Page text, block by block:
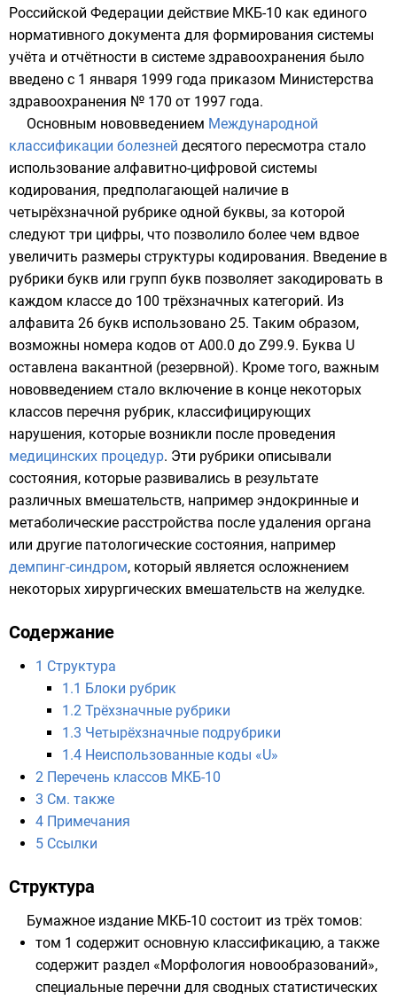
Российской Федерации действие МКБ-10 как единого
нормативного документа для формирования системы
учёта и отчётности в системе здравоохранения было
введено с 1 января 1999 года приказом Министерства
здравоохранения № 170 от 1997 года.
Основным нововведением Международной
классификации болезней десятого пересмотра стало
использование алфавитно-цифровой системы
кодирования, предполагающей наличие в
четырёхзначной рубрике одной буквы, за которой
следуют три цифры, что позволило более чем вдвое
увеличить размеры структуры кодирования. Введение в
рубрики букв или групп букв позволяет закодировать в
каждом классе до 100 трёхзначных категорий. Из
алфавита 26 букв использовано 25. Таким образом,
возможны номера кодов от A00.0 до Z99.9. Буква U
оставлена вакантной (резервной). Кроме того, важным
нововведением стало включение в конце некоторых
классов перечня рубрик, классифицирующих
нарушения, которые возникли после проведения
медицинских процедур. Эти рубрики описывали
состояния, которые развивались в результате
различных вмешательств, например эндокринные и
метаболические расстройства после удаления органа
или другие патологические состояния, например
демпинг-синдром, который является осложнением
некоторых хирургических вмешательств на желудке.
Содержание
1 Структура
1.1 Блоки рубрик
1.2 Трёхзначные рубрики
1.3 Четырёхзначные подрубрики
1.4 Неиспользованные коды «U»
2 Перечень классов МКБ-10
3 См. также
4 Примечания
5 Ссылки
Структура
Бумажное издание МКБ-10 состоит из трёх томов:
том 1 содержит основную классификацию, а также
содержит раздел «Морфология новообразований»,
специальные перечни для сводных статистических